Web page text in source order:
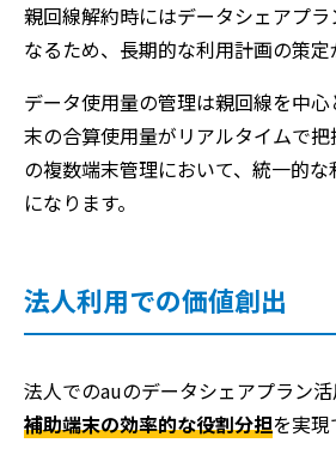
親回線解約時にはデータシェアプ
なるため、長期的な利用計画の策定
データ使用量の管理は親回線を中
末の合算使用量がリアルタイムで
の複数端末管理において、統一的
になります。
法人利用での価値創出
法人でのauのデータシェアプラン活
補助端末の効率的な役割分担を実現